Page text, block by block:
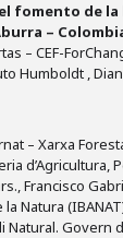
fomento de
–
– CEF-
Humboldt ,
– Xarxa
d’Agricultura,
Francisco
Natura
Natural. Govern